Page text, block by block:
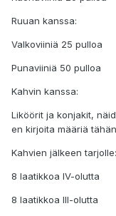
Ruuan kanssa:
Valkoviiniä 25 pulloa
Punaviiniä 50 pulloa
Kahvin kanssa:
Liköörit ja konjakit,
en kirjoita määriä tähän
Kahvien jälkeen tarjolle:
8 laatikkoa IV-olutta
8 laatikkoa III-olutta